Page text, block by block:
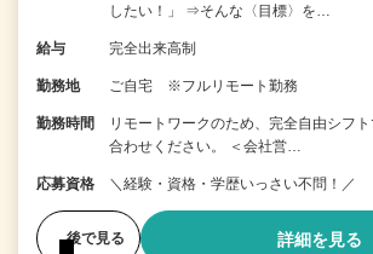
したい！」 ⇒そんな〈目標〉を…
給与 完全出来高制
勤務地 ご自宅 ※フルリモート勤務
勤務時間
リモートワークのため、完全自由シフ
合わせください。 ＜会社営…
応募資格 ＼経験・資格・学歴いっさい不問！／
後で見る 詳細を見る